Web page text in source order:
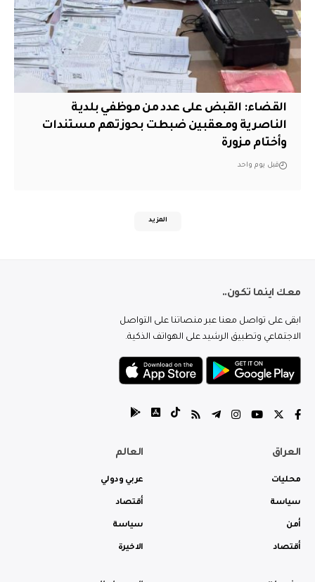
القضاء: القبض على عدد من موظفي بلدية
الناصرية ومعقبين ضبطت بحوزتهم مستندات
وأختام مزورة
قبل يوم واحد
المزيد
معك اينما تكون..
ابقى على تواصل معنا عبر منصاتنا على التواصل
الاجتماعي وتطبيق الرشيد على الهواتف الذكية.
العراق
محليات
سياسة
أمن
أقتصاد
العالم
عربي ودولي
أقتصاد
سياسة
الاخيرة